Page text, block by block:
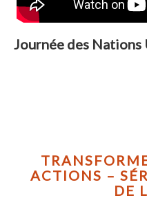
Journée des Nations
ACTIONS –
DE